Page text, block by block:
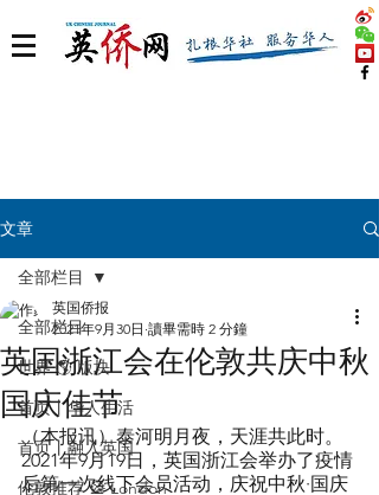
文章
全部栏目
世界 🌎 版块
首页丨华人生活
首页丨融入英国
伦敦推荐 🎡 London
全部栏目
英国浙江会在伦敦共庆中秋
国庆佳节
英国侨报
2021年9月30日 讀畢需時 2 分鐘
（本报讯）泰河明月夜，天涯共此时。
2021年9月19日，英国浙江会举办了疫情
后第一次线下会员活动，庆祝中秋·国庆